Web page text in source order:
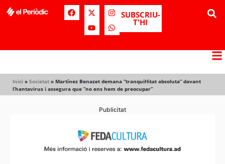
SUBSCRIU-
T'HI
Inici » Societat » Martínez Benazet demana “tranquil·litat absoluta” davant
l’hantavirus i assegura que “no ens hem de preocupar”
Publicitat